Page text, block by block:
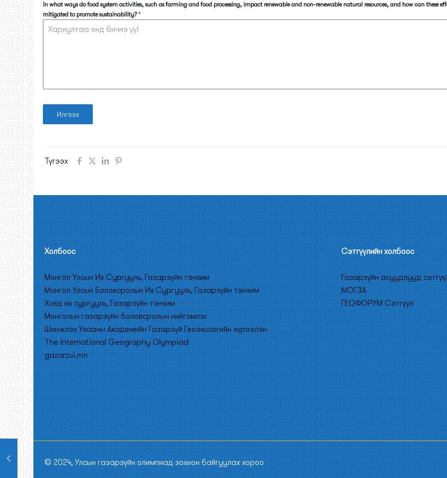
In what ways do food system activities, such as farming and food processing, impact renewable and non-renewable natural resources, and how can these
mitigated to promote sustainability?*
Илгээх
Түгээх
Холбооc
Монгол Улсын Их Сургууль, Газарзүйн тэнхим
Монгол Улсын Боловсролын Их Сургууль, Газарзүйн тэнхим
Ховд их сургууль, Газарзүйн тэнхим
Монголын газарзүйн боловсролын нийгэмлэг
Шинжлэх Ухааны Академийн Газарзүй Геоэкологийн хүрээлэн
The International Geography Olympiad
gazarzui.mn
Сэтгүүлийн холбоос
Газарзүйн асуудлууд
МОГЗА
ГЕОФОРУМ Сэтгүүл
© 2024, Улсын газарзүйн олимпиад зохион байгуулах хороо